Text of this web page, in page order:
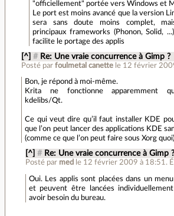
"officiellement" portée vers Windows et
Le port est moins avancé que la version
sera sans doute moins complet,
principaux frameworks (Phonon, Solid,
facilite le portage des applis
[^] # Re: Une vraie concurrence à Gimp ?
Posté parfoulmetal canette le 12 février
Bon, je répond à moi-même.
Krita ne fonctionne apparemment
kdelibs/Qt.
Ce qui veut dire qu’il faut installer KDE
que l’on peut lancer des applications KDE
(comme ce que l’on peut faire sous Xorg
[^] # Re: Une vraie concurrence à Gimp ?
Posté par med le 12 février 2009 à 18:51.
Oui. Les applis sont placées dans un
et peuvent être lancées individuellement
avoir besoin du bureau.